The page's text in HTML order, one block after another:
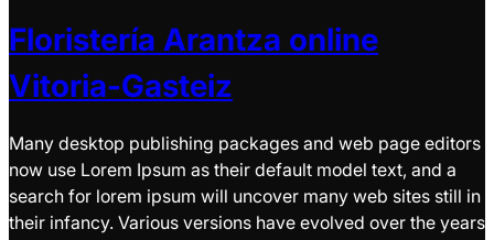
Floristería Arantza online
Vitoria-Gasteiz
Many desktop publishing packages and web page editors
now use Lorem Ipsum as their default model text, and a
search for lorem ipsum will uncover many web sites still in
their infancy. Various versions have evolved over the years